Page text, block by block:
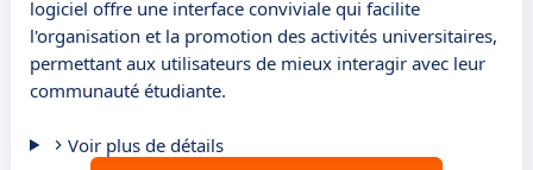
logiciel offre une interface conviviale qui facilite
l'organisation et la promotion des activités universitaires,
permettant aux utilisateurs de mieux interagir avec leur
communauté étudiante.
Voir plus de détails